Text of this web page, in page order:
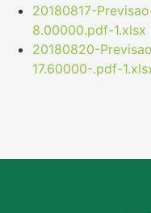
20180817-
8.00000.pdf-1.xlsx
20180820-
17.60000-.pdf-